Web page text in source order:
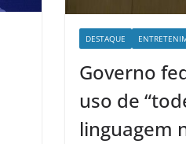
DESTAQUE
Governo
uso de
linguagem